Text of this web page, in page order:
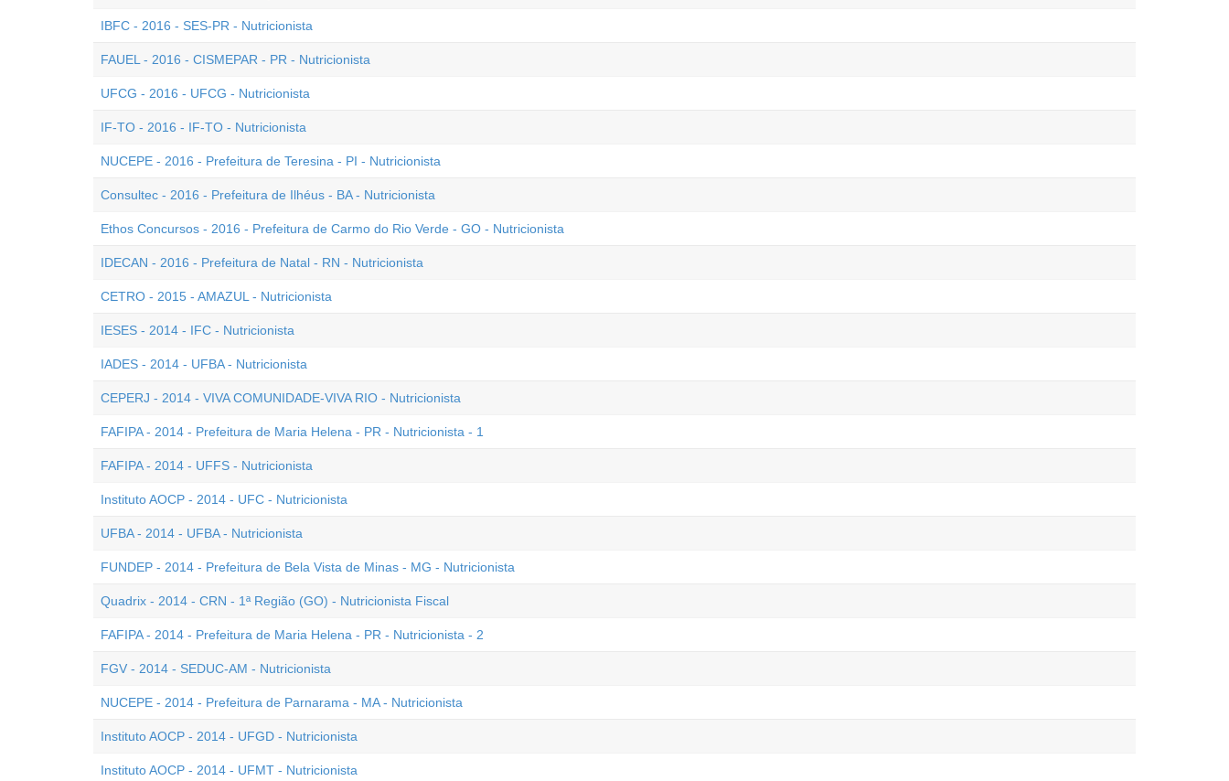
IBFC - 2016 - SES-PR - Nutricionista
FAUEL - 2016 - CISMEPAR - PR - Nutricionista
UFCG - 2016 - UFCG - Nutricionista
IF-TO - 2016 - IF-TO - Nutricionista
NUCEPE - 2016 - Prefeitura de Teresina - PI - Nutricionista
Consultec - 2016 - Prefeitura de Ilhéus - BA - Nutricionista
Ethos Concursos - 2016 - Prefeitura de Carmo do Rio Verde - GO - Nutricionista
IDECAN - 2016 - Prefeitura de Natal - RN - Nutricionista
CETRO - 2015 - AMAZUL - Nutricionista
IESES - 2014 - IFC - Nutricionista
IADES - 2014 - UFBA - Nutricionista
CEPERJ - 2014 - VIVA COMUNIDADE-VIVA RIO - Nutricionista
FAFIPA - 2014 - Prefeitura de Maria Helena - PR - Nutricionista - 1
FAFIPA - 2014 - UFFS - Nutricionista
Instituto AOCP - 2014 - UFC - Nutricionista
UFBA - 2014 - UFBA - Nutricionista
FUNDEP - 2014 - Prefeitura de Bela Vista de Minas - MG - Nutricionista
Quadrix - 2014 - CRN - 1ª Região (GO) - Nutricionista Fiscal
FAFIPA - 2014 - Prefeitura de Maria Helena - PR - Nutricionista - 2
FGV - 2014 - SEDUC-AM - Nutricionista
NUCEPE - 2014 - Prefeitura de Parnarama - MA - Nutricionista
Instituto AOCP - 2014 - UFGD - Nutricionista
Instituto AOCP - 2014 - UFMT - Nutricionista